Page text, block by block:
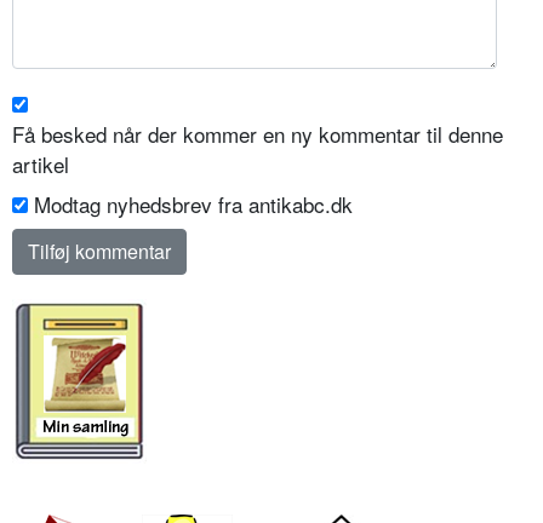
Få besked når der kommer en ny kommentar til denne
artikel
Modtag nyhedsbrev fra antikabc.dk